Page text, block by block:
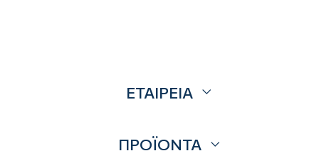
ΕΤΑΙΡΕΙΑ
Επικοινωνία
ΠΡΟΪΟΝΤΑ